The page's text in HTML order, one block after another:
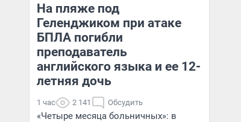
На пляже под
Геленджиком при атаке
БПЛА погибли
преподаватель
английского языка и ее 12-
летняя дочь
1 час 2 141 Обсудить
«Четыре месяца больничных»: в